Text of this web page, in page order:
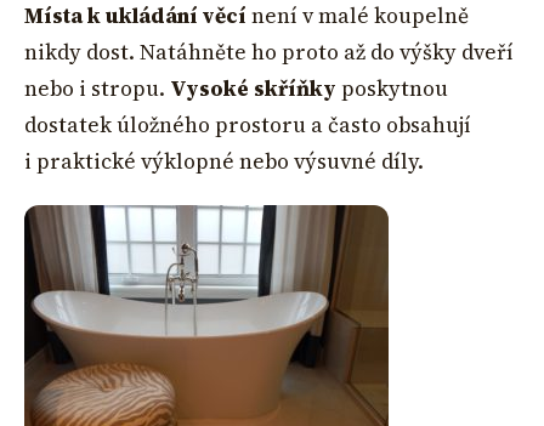
Místa k ukládání věcí není v malé koupelně
nikdy dost. Natáhněte ho proto až do výšky dveří
nebo i stropu. Vysoké skříňky poskytnou
dostatek úložného prostoru a často obsahují
i praktické výklopné nebo výsuvné díly.